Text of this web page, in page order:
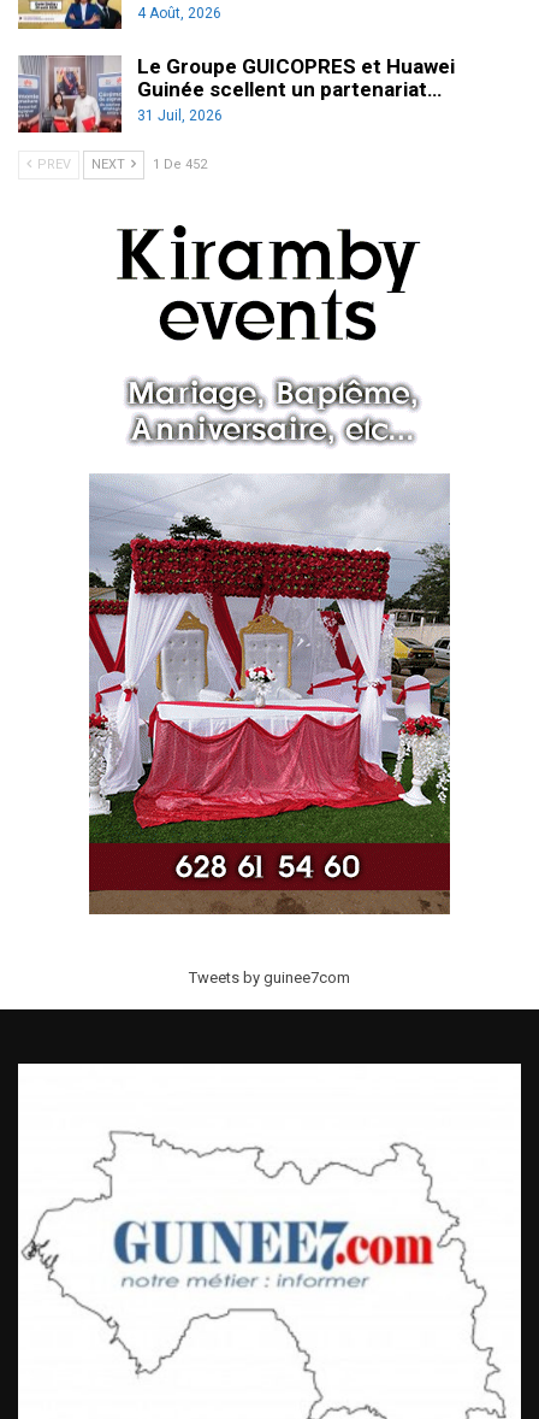
4 Août, 2026
Le Groupe GUICOPRES et Huawei
Guinée scellent un partenariat…
31 Juil, 2026
PREV NEXT 1 De 452
Tweets by guinee7com